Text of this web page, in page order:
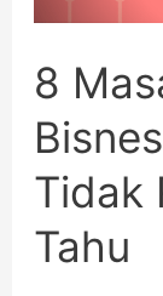
8
Tidak
Tahu
Yang
Tidak
Ramai
Tahu